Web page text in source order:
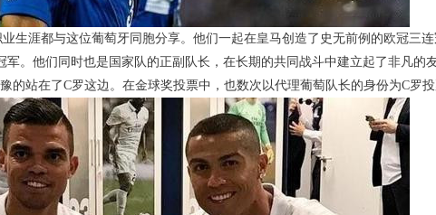
生涯都与这位葡萄牙同胞分享。他们一起在皇马创造了史无前例的欧冠三
军。他们同时也是国家队的正副队长，在长期的共同战斗中建立起了非凡的
的站在了C罗这边。在金球奖投票中，也数次以代理葡萄队长的身份为C罗投